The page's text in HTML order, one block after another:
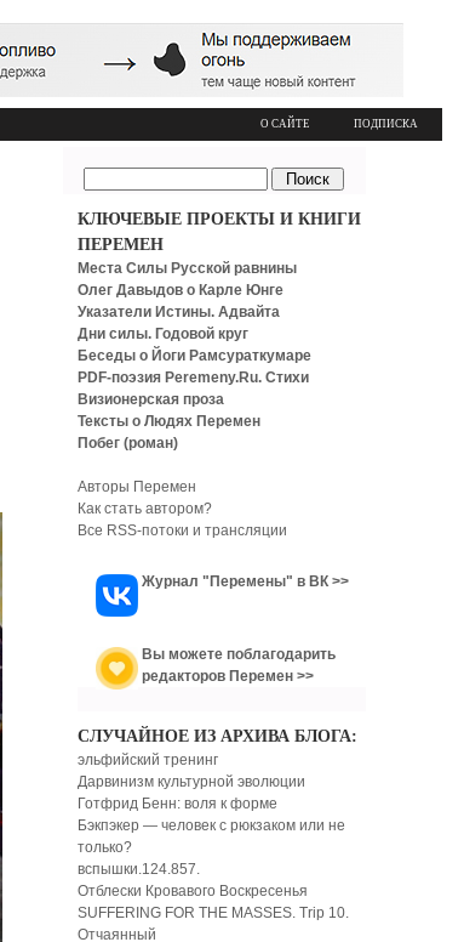
О САЙТЕ ПОДПИСКА
КЛЮЧЕВЫЕ ПРОЕКТЫ И КНИГИ
ПЕРЕМЕН
Места Силы Русской равнины
Олег Давыдов о Карле Юнге
Указатели Истины. Адвайта
Дни силы. Годовой круг
Беседы о Йоги Рамсураткумаре
PDF-поэзия Peremeny.Ru. Стихи
Визионерская проза
Тексты о Людях Перемен
Побег (роман)
Авторы Перемен
Как стать автором?
Все RSS-потоки и трансляции
Журнал "Перемены" в ВК >>
Вы можете поблагодарить
редакторов Перемен >>
СЛУЧАЙНОЕ ИЗ АРХИВА БЛОГА:
эльфийский тренинг
Дарвинизм культурной эволюции
Готфрид Бенн: воля к форме
Бэкпэкер — человек с рюкзаком или не
только?
вспышки.124.857.
Отблески Кровавого Воскресенья
SUFFERING FOR THE MASSES. Trip 10.
Отчаянный